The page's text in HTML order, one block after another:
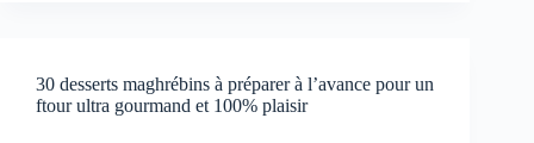
30 desserts maghrébins à préparer à l’avance pour un
ftour ultra gourmand et 100% plaisir